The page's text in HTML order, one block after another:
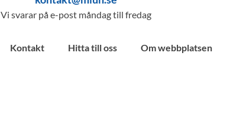
Vi svarar på e-post måndag till fredag
Kontakt Hitta till oss Om webbplatsen